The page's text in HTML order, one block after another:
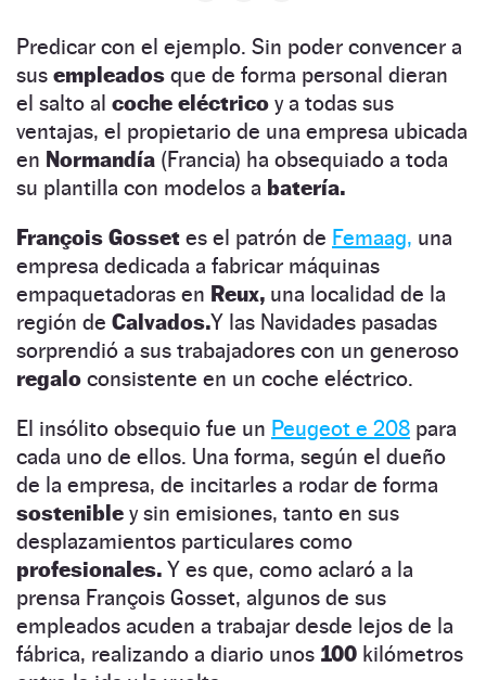
Predicar con el ejemplo. Sin poder convencer a
sus empleados que de forma personal dieran
el salto al coche eléctrico y a todas sus
ventajas, el propietario de una empresa ubicada
en Normandía (Francia) ha obsequiado a toda
su plantilla con modelos a batería.
François Gosset es el patrón de Femaag, una
empresa dedicada a fabricar máquinas
empaquetadoras en Reux, una localidad de la
región de Calvados.Y las Navidades pasadas
sorprendió a sus trabajadores con un generoso
regalo consistente en un coche eléctrico.
El insólito obsequio fue un Peugeot e 208 para
cada uno de ellos. Una forma, según el dueño
de la empresa, de incitarles a rodar de forma
sostenible y sin emisiones, tanto en sus
desplazamientos particulares como
profesionales. Y es que, como aclaró a la
prensa François Gosset, algunos de sus
empleados acuden a trabajar desde lejos de la
fábrica, realizando a diario unos 100 kilómetros